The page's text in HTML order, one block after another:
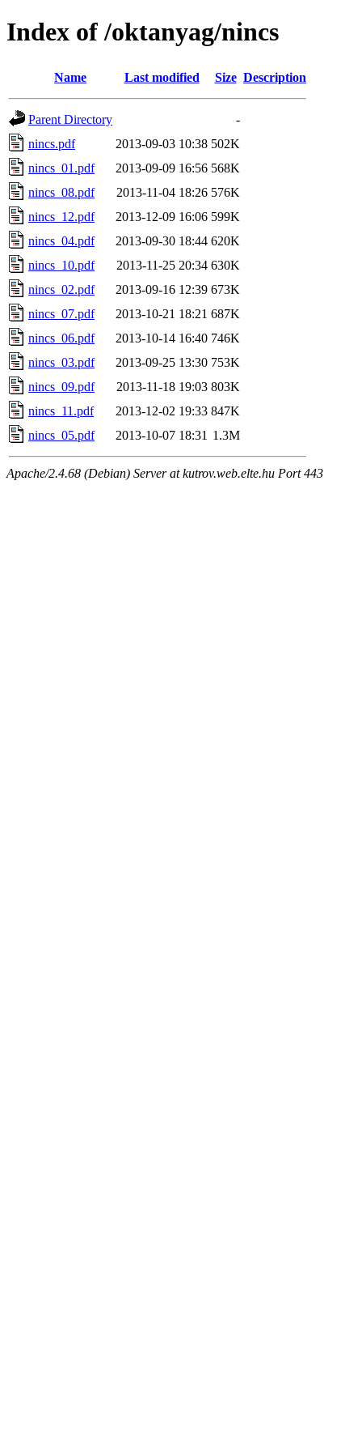
Index of /oktanyag/nincs
Name Last modified Size Description
Parent Directory
-
nincs.pdf
2013-09-03 10:38 502K
nincs_01.pdf
2013-09-09 16:56 568K
nincs_08.pdf
2013-11-04 18:26 576K
nincs_12.pdf
2013-12-09 16:06 599K
nincs_04.pdf
2013-09-30 18:44 620K
nincs_10.pdf
2013-11-25 20:34 630K
nincs_02.pdf
2013-09-16 12:39 673K
nincs_07.pdf
2013-10-21 18:21 687K
nincs_06.pdf
2013-10-14 16:40 746K
nincs_03.pdf
2013-09-25 13:30 753K
nincs_09.pdf
2013-11-18 19:03 803K
nincs_11.pdf
2013-12-02 19:33 847K
nincs_05.pdf
2013-10-07 18:31 1.3M
Apache/2.4.68 (Debian) Server at kutrov.web.elte.hu Port 443